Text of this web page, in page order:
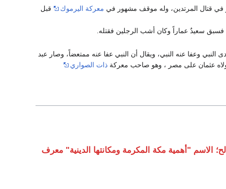
في قتال المرتدين، وله موقف مشهور في معركة اليرموك
قبل
فسبق سعيدٌ عماراً وكان أشب الرجلين فقتله.
النبي وعفا عنه النبي، ويقال أن النبي عفا عنه ممتعضاً، وصار عبد
ولاه عثمان على مصر ، وهو صاحب معركةذات الصواري
الاسم "أهمية مكة المكرمة ومكانتها الدينية" معرف